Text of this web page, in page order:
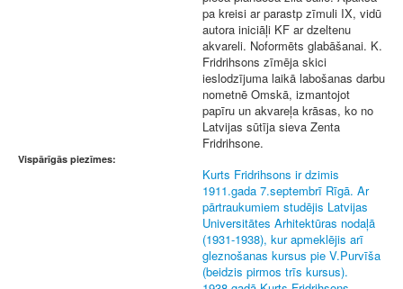
pa kreisi ar parastp zīmuli IX, vidū
autora iniciāļi KF ar dzeltenu
akvareli. Noformēts glabāšanai. K.
Fridrihsons zīmēja skici
ieslodzījuma laikā labošanas darbu
nometnē Omskā, izmantojot
papīru un akvareļa krāsas, ko no
Latvijas sūtīja sieva Zenta
Fridrihsone.
Vispārīgās piezīmes:
Kurts Fridrihsons ir dzimis
1911.gada 7.septembrī Rīgā. Ar
pārtraukumiem studējis Latvijas
Universitātes Arhitektūras nodaļā
(1931-1938), kur apmeklējis arī
gleznošanas kursus pie V.Purvīša
(beidzis pirmos trīs kursus).